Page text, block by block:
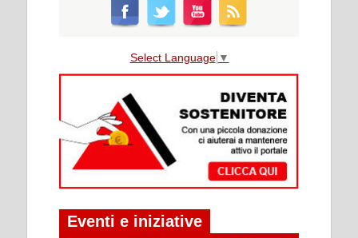
Select Language ▼
Eventi e iniziative